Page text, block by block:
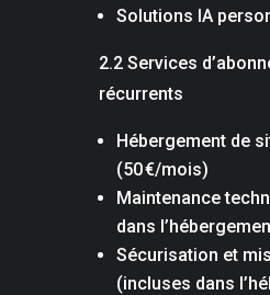
Solutions IA
2.2 Services
récurrents
Hébergement de
(50 €/mois)
Maintenance
dans
Sécurisation et
(incluses dans